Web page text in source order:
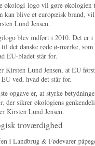
økologi-logo vil gøre økologien
kan blive et europæisk brand,
Lund Jensen.
blev indført i 2010. Det er
det danske røde ø-mærke,
EU-bladet står for.
Kirsten Lund Jensen, at EU
ved, hvad det står for.
opgave er, at styrke
der sikrer økologiens
Kirsten Lund Jensen.
troværdighed
i Landbrug & Fødevarer